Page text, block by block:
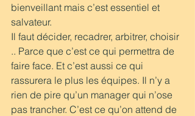
bienveillant mais c’est essentiel et
salvateur.
Il faut décider, recadrer, arbitrer, choisir
.. Parce que c’est ce qui permettra de
faire face. Et c’est aussi ce qui
rassurera le plus les équipes. Il n’y a
rien de pire qu’un manager qui n’ose
pas trancher. C’est ce qu’on attend de